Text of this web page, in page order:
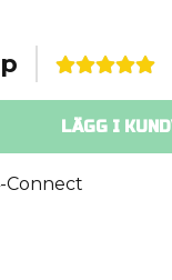
LÄGG I
Connect